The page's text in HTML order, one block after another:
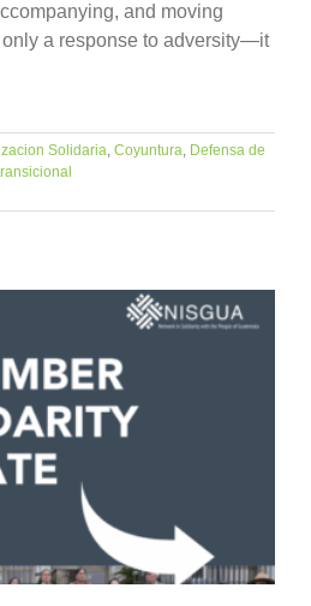
and moving
a response to adversity—it
Solidaria, Coyuntura, Defensa de